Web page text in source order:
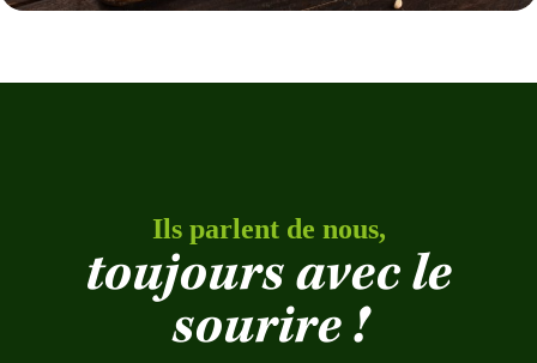
Ils parlent de nous,
toujours avec le
sourire !